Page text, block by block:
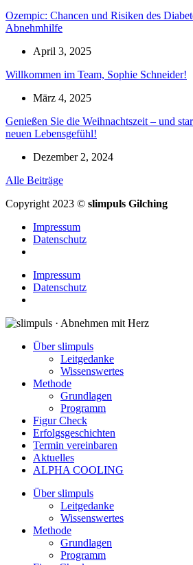
Ozempic: Chancen und Risiken des
Abnehmhilfe
April 3, 2025
Willkommen im Team, Sophie Schneider!
März 4, 2025
Genießen Sie die Weihnachtszeit – und
neuen Lebensgefühl!
Dezember 2, 2024
Alle Beiträge
Copyright 2023 © slimpuls Gilching
Impressum
Datenschutz
Impressum
Datenschutz
Über slimpuls
Leitgedanke
Wissenswertes
Methode
Grundlagen
Programm
Figur Check
Erfolgsgeschichten
Termin vereinbaren
Aktuelles
ALPHA COOLING
Über slimpuls
Leitgedanke
Wissenswertes
Methode
Grundlagen
Programm